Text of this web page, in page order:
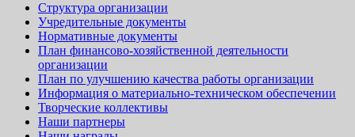
Структура организации
Учредительные документы
Нормативные документы
План финансово-хозяйственной деятельности
организации
План по улучшению качества работы организации
Информация о материально-техническом обеспечении
Творческие коллективы
Наши партнеры